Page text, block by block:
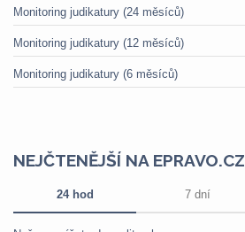
Monitoring judikatury (24 měsíců)
Monitoring judikatury (12 měsíců)
Monitoring judikatury (6 měsíců)
NEJČTENĚJŠÍ NA EPRAVO.CZ
24 hod 7 dní